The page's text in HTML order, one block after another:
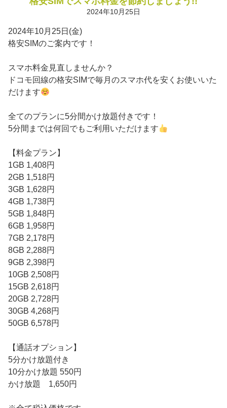
2024年10月25日
2024年10月25日(金)
格安SIMのご案内です！
スマホ料金見直しませんか？
ドコモ回線の格安SIMで毎月のスマホ代を安くお使いいた
だけます
全てのプランに5分間かけ放題付きです！
5分間までは何回でもご利用いただけます
【料金プラン】
1GB 1,408円
2GB 1,518円
3GB 1,628円
4GB 1,738円
5GB 1,848円
6GB 1,958円
7GB 2,178円
8GB 2,288円
9GB 2,398円
10GB 2,508円
15GB 2,618円
20GB 2,728円
30GB 4,268円
50GB 6,578円
【通話オプション】
5分かけ放題付き
10分かけ放題 550円
かけ放題 1,650円